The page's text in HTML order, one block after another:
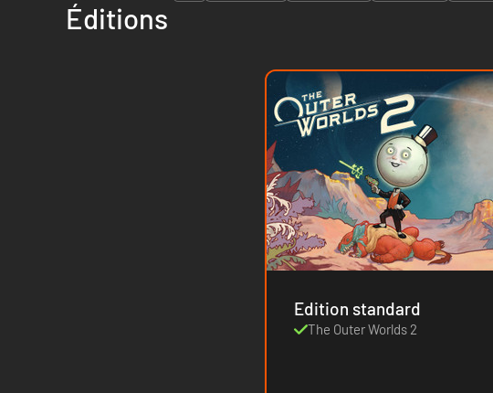
Éditions
Edition standard
The Outer Worlds 2